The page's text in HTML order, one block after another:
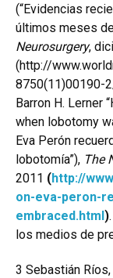
(“Evidencias
últimos meses
Neurosurgery,
(http://
8750(11)00190-
Barron H. Lerner
when lobotomy
Eva Perón
lobotomía”), The
2011 (http://
on-eva-peron-
embraced.html)
los medios de
3 Sebastián